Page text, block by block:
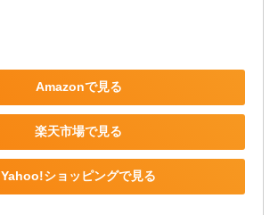
Amazonで見る
楽天市場で見る
Yahoo!ショッピングで見る